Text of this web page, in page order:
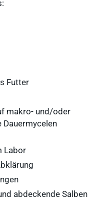
Marktplatz
vetlog.one
Tierarzt24.de
vetsoft.one
Futter
makro- und/oder
Labor
abdeckende Salben